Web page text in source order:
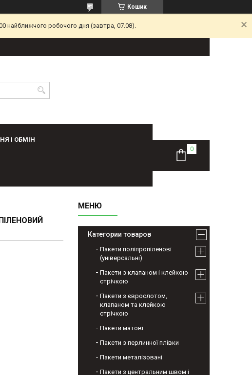
Кошик
найближчого робочого дня (завтра, 07.08).
І ОБМІН
Категории товаров
Пакети поліпропіленові
(універсальні)
Пакети з клапаном і клейкою
стрічкою
Пакети з єврослотом,
клапаном та клейкою
стрічкою
Пакети матові
Пакети з перлинної плівки
Пакети металізовані
Пакети з центральним швом і